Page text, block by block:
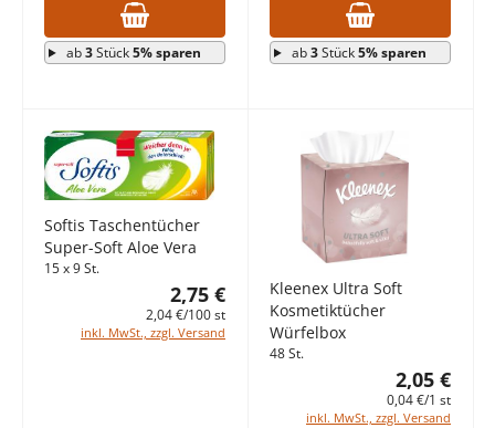
ab3Stück5% sparen ab3Stück5% sparen
Softis Taschentücher
Super-Soft Aloe Vera
15 x 9 St.
2,75 €
2,04 €/100 st
inkl. MwSt., zzgl. Versand
Kleenex Ultra Soft
Kosmetiktücher
Würfelbox
48 St.
2,05 €
0,04 €/1 st
inkl. MwSt., zzgl. Versand